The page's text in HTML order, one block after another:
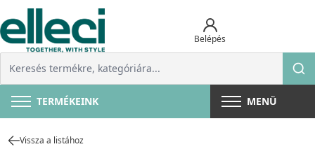
Belépés
TERMÉKEINK MENÜ
Vissza a listához